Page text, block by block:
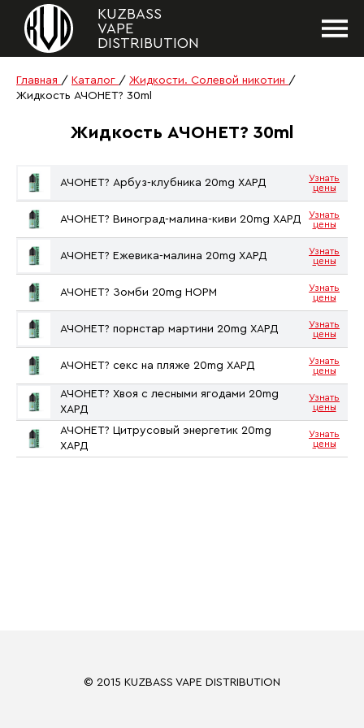
KUZBASS
VAPE
DISTRIBUTION
Главная / Каталог / Жидкости. Солевой никотин /
Жидкость АЧОНЕТ? 30ml
Жидкость АЧОНЕТ? 30ml
АЧОНЕТ? Арбуз-клубника 20mg ХАРД
Узнать
цены
АЧОНЕТ? Виноград-малина-киви 20mg ХАРД
Узнать
цены
АЧОНЕТ? Ежевика-малина 20mg ХАРД
Узнать
цены
АЧОНЕТ? Зомби 20mg НОРМ
Узнать
цены
АЧОНЕТ? порнстар мартини 20mg ХАРД
Узнать
цены
АЧОНЕТ? секс на пляже 20mg ХАРД
Узнать
цены
АЧОНЕТ? Хвоя с лесными ягодами 20mg
ХАРД
Узнать
цены
АЧОНЕТ? Цитрусовый энергетик 20mg
ХАРД
Узнать
цены
© 2015 KUZBASS VAPE DISTRIBUTION